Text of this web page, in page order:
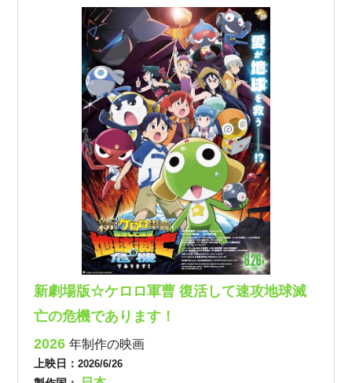
新劇場版☆ケロロ軍曹 復活して速攻地球滅
亡の危機であります！
2026年制作の映画
上映日：2026/6/26